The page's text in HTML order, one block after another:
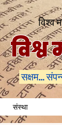
विश्व
विश्व
सक्षम...
संस्था